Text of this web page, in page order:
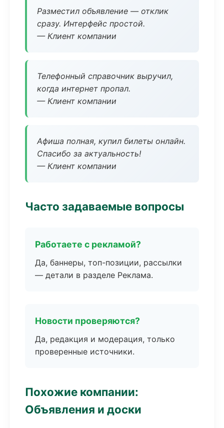
Разместил объявление — отклик
сразу. Интерфейс простой.
— Клиент компании
Телефонный справочник выручил,
когда интернет пропал.
— Клиент компании
Афиша полная, купил билеты онлайн.
Спасибо за актуальность!
— Клиент компании
Часто задаваемые вопросы
Работаете с рекламой?
Да, баннеры, топ-позиции, рассылки
— детали в разделе Реклама.
Новости проверяются?
Да, редакция и модерация, только
проверенные источники.
Похожие компании:
Объявления и доски